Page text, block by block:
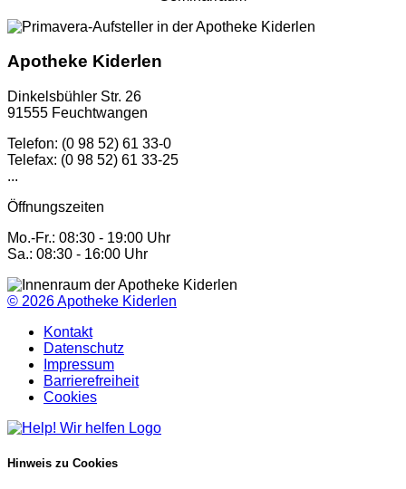
Apotheke Kiderlen
Dinkelsbühler Str. 26
91555 Feuchtwangen
Telefon: (0 98 52) 61 33-0
Telefax: (0 98 52) 61 33-25
...
Öffnungszeiten
Mo.-Fr.: 08:30 - 19:00 Uhr
Sa.: 08:30 - 16:00 Uhr
© 2026Apotheke Kiderlen
Kontakt
Datenschutz
Impressum
Barrierefreiheit
Cookies
Hinweis zu Cookies